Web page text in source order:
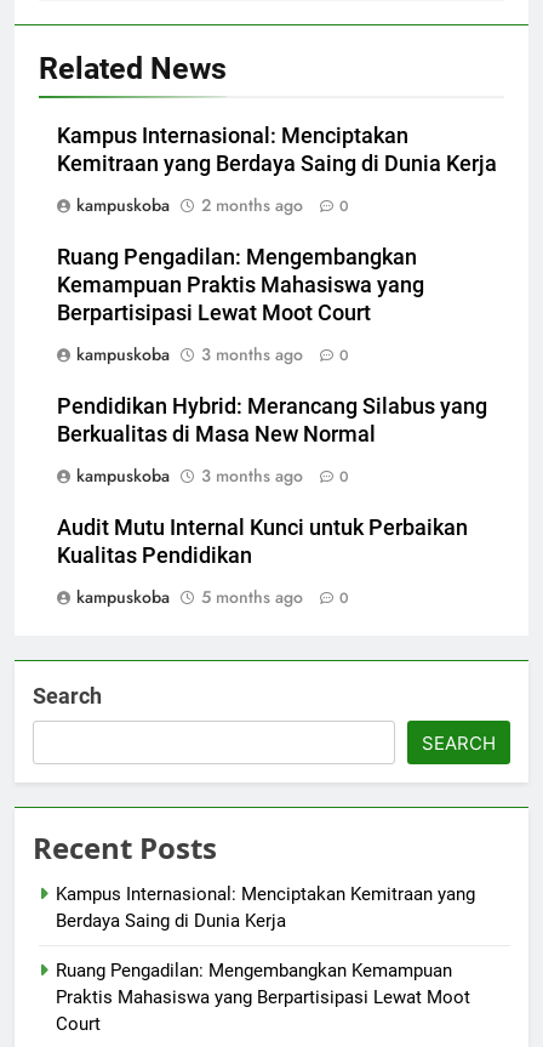
Related News
Kampus Internasional: Menciptakan
Kemitraan yang Berdaya Saing di Dunia Kerja
kampuskoba
2 months ago 0
Ruang Pengadilan: Mengembangkan
Kemampuan Praktis Mahasiswa yang
Berpartisipasi Lewat Moot Court
kampuskoba
3 months ago 0
Pendidikan Hybrid: Merancang Silabus yang
Berkualitas di Masa New Normal
kampuskoba
3 months ago 0
Audit Mutu Internal Kunci untuk Perbaikan
Kualitas Pendidikan
kampuskoba
5 months ago 0
Search
SEARCH
Recent Posts
Kampus Internasional: Menciptakan Kemitraan yang
Berdaya Saing di Dunia Kerja
Ruang Pengadilan: Mengembangkan Kemampuan
Praktis Mahasiswa yang Berpartisipasi Lewat Moot
Court